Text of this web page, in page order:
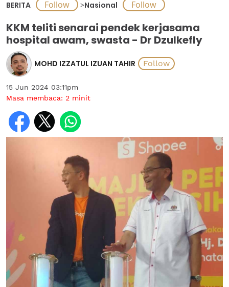
BERITA >Nasional
KKM teliti senarai pendek kerjasama
hospital awam, swasta - Dr Dzulkefly
MOHD IZZATUL IZUAN TAHIR
15 Jun 2024 03:11pm
Masa membaca: 2 minit